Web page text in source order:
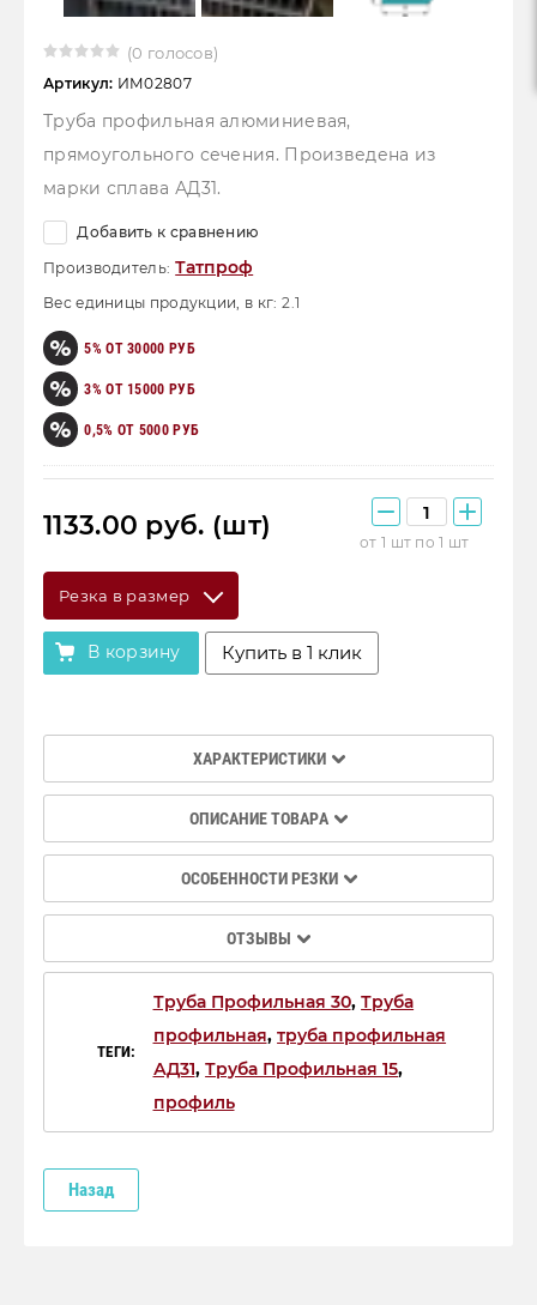
(0 голосов)
Артикул: ИМ02807
Труба профильная алюминиевая,
прямоугольного сечения. Произведена из
марки сплава АД31.
Добавить к сравнению
Производитель: Татпроф
Вес единицы продукции, в кг: 2.1
5% ОТ 30000 РУБ
3% ОТ 15000 РУБ
0,5% ОТ 5000 РУБ
1133.00 руб. (шт)
от 1 шт по 1 шт
Резка в размер
В корзину Купить в 1 клик
ХАРАКТЕРИСТИКИ
ОПИСАНИЕ ТОВАРА
ОСОБЕННОСТИ РЕЗКИ
ОТЗЫВЫ
ТЕГИ:
Труба Профильная 30,Труба
профильная,труба профильная
АД31,Труба Профильная 15,
профиль
Назад